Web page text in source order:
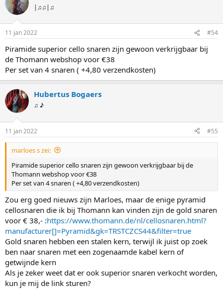
|♫♫|♫
11 jan 2022 #54
Piramide superior cello snaren zijn gewoon verkrijgbaar bij
de Thomann webshop voor €38
Per set van 4 snaren ( +4,80 verzendkosten)
Hubertus Bogaers
♫ ♪
11 jan 2022 #55
marloes s zei:
Piramide superior cello snaren zijn gewoon verkrijgbaar bij de
Thomann webshop voor €38
Per set van 4 snaren ( +4,80 verzendkosten)
Zou erg goed nieuws zijn Marloes, maar de enige pyramid
cellosnaren die ik bij Thomann kan vinden zijn de gold snaren
voor € 38,- :https://www.thomann.de/nl/cellosnaren.html?
manufacturer[]=Pyramid&gk=TRSTCZCS44&filter=true
Gold snaren hebben een stalen kern, terwijl ik juist op zoek
ben naar snaren met een zogenaamde kabel kern of
getwijnde kern
Als je zeker weet dat er ook superior snaren verkocht worden,
kun je mij de link sturen?